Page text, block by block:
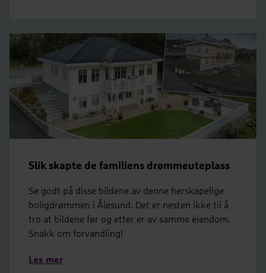
Slik skapte de familiens drømmeuteplass
Se godt på disse bildene av denne herskapelige
boligdrømmen i Ålesund. Det er nesten ikke til å
tro at bildene før og etter er av samme eiendom.
Snakk om forvandling!
Les mer